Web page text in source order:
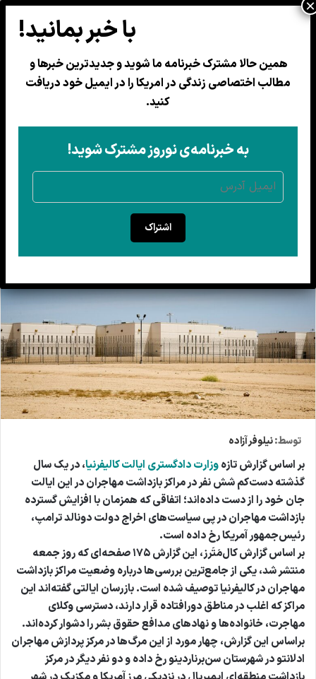
بحران در مراکز بازداشت مهاجران
کالیفرنیا؛ شش نفر جان باختند
بازرسان ایالتی از کمبود پزشک، غذای نامناسب، شرایط
غیربهداشتی و نقض حقوق بازداشت‌شدگان در مراکز
مهاجرتی خبر داده‌اند.
توسط:نیلوفر آزاده
بر اساس گزارش تازهوزارت دادگستری ایالت کالیفرنیا، در یک سال
گذشته دست‌کم شش نفر در مراکز بازداشت مهاجران در این ایالت
جان خود را از دست داده‌اند؛ اتفاقی که همزمان با افزایش گسترده
بازداشت مهاجران در پی سیاست‌های اخراج دولت دونالد ترامپ،
رئیس‌جمهور آمریکا رخ داده است.
بر اساس گزارش کال‌مَتَرز، این گزارش ۱۷۵ صفحه‌ای که روز جمعه
منتشر شد، یکی از جامع‌ترین بررسی‌ها درباره وضعیت مراکز بازداشت
مهاجران در کالیفرنیا توصیف شده است. بازرسان ایالتی گفته‌اند این
مراکز که اغلب در مناطق دورافتاده قرار دارند، دسترسی وکلای
مهاجرت، خانواده‌ها و نهادهای مدافع حقوق بشر را دشوار کرده‌اند.
براساس این گزارش، چهار مورد از این مرگ‌ها در مرکز پردازش مهاجران
ادلانتو در شهرستان سن‌برناردینو رخ داده و دو نفر دیگر در مرکز
همین حالا مشترک خبرنامه ما شوید و جدیدترین خبرها و
مطالب اختصاصی زندگی در امریکا را در ایمیل خود دریافت
کنید.
به خبرنامه‌ی نوروز مشترک شوید!
اشتراک